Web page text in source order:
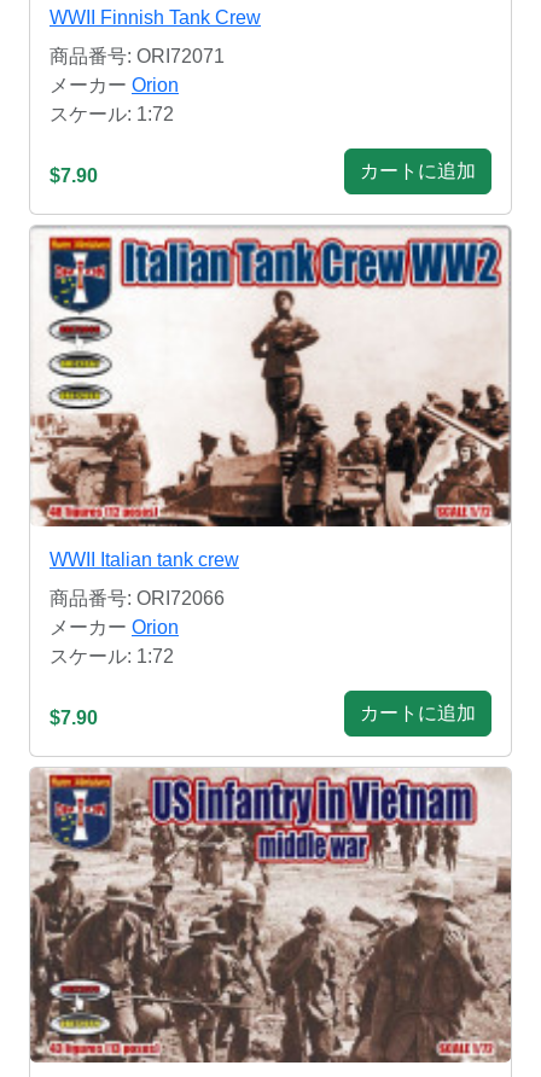
WWII Finnish Tank Crew
商品番号: ORI72071
メーカー Orion
スケール: 1:72
$7.90 カートに追加
WWII Italian tank crew
商品番号: ORI72066
メーカー Orion
スケール: 1:72
$7.90 カートに追加